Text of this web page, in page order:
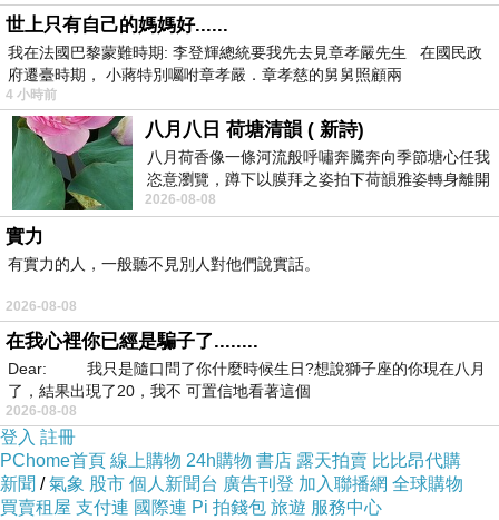
以「飯店式管理」結合長住住宅概念，提供生活
管家、餐飲服務與社群活動，逐步取代傳統養老
院模式，成為高齡住宅市場主流方向。
二、醫養整合與預防醫學
透過區域醫院合作，導入健康管理、慢病追蹤、
遠距醫療與復健服務，強化預防醫學功能，提升
健康餘命。
三、AI 智慧健康與數位照護
結合AI
立個人化健康管理系統，推動智慧銀髮生活。
舊飯店轉型銀髮住宅 成資產活化新趨勢
產業界同時指出，台灣旅宿市場面臨轉型壓力，
部分市中心老舊飯店具備地段優勢與完整公共空
間，正逐步轉型為熟齡長住住宅與健康生活空
世上只有自己的媽媽好......
我在法國巴黎蒙難時期: 李登輝總統要我先去見章孝嚴先生 在國民政
府遷臺時期， 小蔣特別囑咐章孝嚴．章孝慈的舅舅照顧兩
4 小時前
八月八日 荷塘清韻 ( 新詩)
八月荷香像一條河流般呼嘯奔騰奔向季節塘心任我
恣意瀏覽，蹲下以膜拜之姿拍下荷韻雅姿轉身離開
時我把美麗的遐想掛在亭亭葉柄上盼望
2026-08-08
實力
有實力的人，一般聽不見別人對他們說實話。
2026-08-08
在我心裡你已經是騙子了........
Dear: 我只是隨口問了你什麼時候生日?想說獅子座的你現在八月
了，結果出現了20，我不 可置信地看著這個
2026-08-08
登入 註冊
PChome首頁 線上購物 24h購物 書店 露天拍賣 比比昂代購
新聞 /氣象 股市 個人新聞台 廣告刊登 加入聯播網 全球購物
買賣租屋 支付連 國際連 Pi 拍錢包 旅遊 服務中心